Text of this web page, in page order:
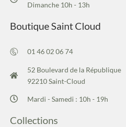
Dimanche 10h - 13h
Boutique Saint Cloud
01 46 02 06 74
52 Boulevard de la République
92210 Saint-Cloud
Mardi - Samedi : 10h - 19h
Collections